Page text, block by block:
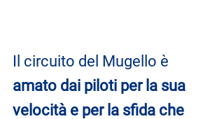
Il circuito del Mugello è
amato dai piloti per la sua
velocità e per la sfida che